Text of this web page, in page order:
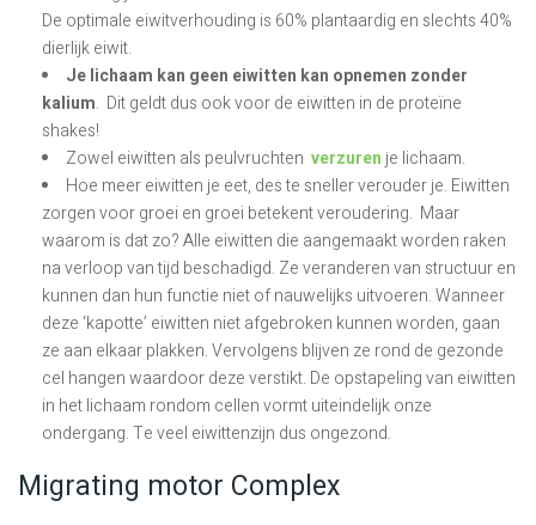
De optimale eiwitverhouding is 60% plantaardig en slechts 40%
dierlijk eiwit.
Je lichaam kan geen eiwitten kan opnemen zonder
kalium. Dit geldt dus ook voor de eiwitten in de proteïne
shakes!
Zowel eiwitten als peulvruchten verzuren je lichaam.
Hoe meer eiwitten je eet, des te sneller verouder je. Eiwitten
zorgen voor groei en groei betekent veroudering. Maar
waarom is dat zo? Alle eiwitten die aangemaakt worden raken
na verloop van tijd beschadigd. Ze veranderen van structuur en
kunnen dan hun functie niet of nauwelijks uitvoeren. Wanneer
deze ‘kapotte’ eiwitten niet afgebroken kunnen worden, gaan
ze aan elkaar plakken. Vervolgens blijven ze rond de gezonde
cel hangen waardoor deze verstikt. De opstapeling van eiwitten
in het lichaam rondom cellen vormt uiteindelijk onze
ondergang. Te veel eiwittenzijn dus ongezond.
Migrating motor Complex